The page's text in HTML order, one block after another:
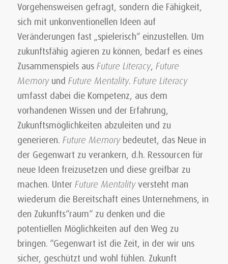
Vorgehensweisen gefragt, sondern die Fähigkeit,
sich mit unkonventionellen Ideen auf
Veränderungen fast „spielerisch“ einzustellen. Um
zukunftsfähig agieren zu können, bedarf es eines
Zusammenspiels aus Future Literacy, Future
Memoryund Future Mentality. Future Literacy
umfasst dabei die Kompetenz, aus dem
vorhandenen Wissen und der Erfahrung,
Zukunftsmöglichkeiten abzuleiten und zu
generieren. Future Memorybedeutet, das Neue in
der Gegenwart zu verankern, d.h. Ressourcen für
neue Ideen freizusetzen und diese greifbar zu
machen. Unter Future Mentalityversteht man
wiederum die Bereitschaft eines Unternehmens, in
den Zukunfts“raum“ zu denken und die
potentiellen Möglichkeiten auf den Weg zu
bringen. “Gegenwart ist die Zeit, in der wir uns
sicher, geschützt und wohl fühlen. Zukunft